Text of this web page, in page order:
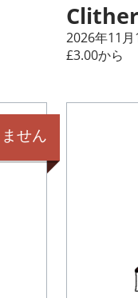
2026年11
£3.00から
せん